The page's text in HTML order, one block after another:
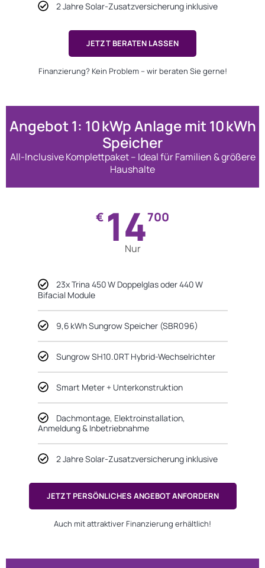
2 Jahre Solar-Zusatzversicherung inklusive
JETZT BERATEN LASSEN
Finanzierung? Kein Problem – wir beraten Sie gerne!
Angebot 1: 10 kWp Anlage mit 10 kWh
Speicher
All-Inclusive Komplettpaket – Ideal für Familien & größere
Haushalte
€ 14700
Nur
23x Trina 450 W Doppelglas oder 440 W
Bifacial Module
9,6 kWh Sungrow Speicher (SBR096)
Sungrow SH10.0RT Hybrid-Wechselrichter
Smart Meter + Unterkonstruktion
Dachmontage, Elektroinstallation,
Anmeldung & Inbetriebnahme
2 Jahre Solar-Zusatzversicherung inklusive
JETZT PERSÖNLICHES ANGEBOT ANFORDERN
Auch mit attraktiver Finanzierung erhältlich!